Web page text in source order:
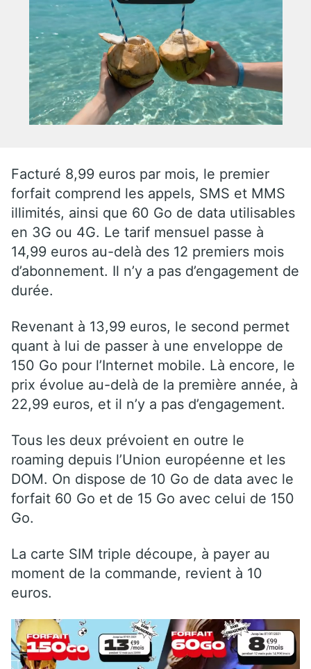
Facturé 8,99 euros par mois, le premier
forfait comprend les appels, SMS et MMS
illimités, ainsi que 60 Go de data utilisables
en 3G ou 4G. Le tarif mensuel passe à
14,99 euros au-delà des 12 premiers mois
d’abonnement. Il n’y a pas d’engagement de
durée.
Revenant à 13,99 euros, le second permet
quant à lui de passer à une enveloppe de
150 Go pour l’Internet mobile. Là encore, le
prix évolue au-delà de la première année, à
22,99 euros, et il n’y a pas d’engagement.
Tous les deux prévoient en outre le
roaming depuis l’Union européenne et les
DOM. On dispose de 10 Go de data avec le
forfait 60 Go et de 15 Go avec celui de 150
Go.
La carte SIM triple découpe, à payer au
moment de la commande, revient à 10
euros.